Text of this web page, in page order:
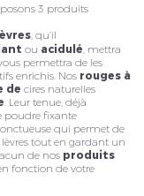
3 produits
, qu’il
ou acidulé, mettra
permettra de les
enrichis. Nos rouges à
de cires naturelles
. Leur tenue, déjà
poudre fixante
qui permet de
lèvres tout en gardant un
de nos produits
fonction de votre